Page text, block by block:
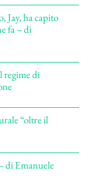
Jay, ha capito
fa – di
regime di
“oltre il
di Emanuele